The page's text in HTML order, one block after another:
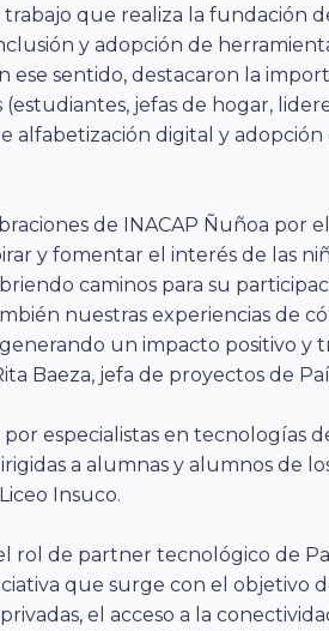
que realiza la fundación
y adopción de
ese sentido, destacaron la
jefas de hogar,
alfabetización digital y adopción
de INACAP Ñuñoa por
y fomentar el interés de las
caminos para su
nuestras experiencias de
un impacto positivo y
Baeza, jefa de proyectos de
especialistas en tecnologías
a alumnas y alumnos de
Insuco.
rol de partner tecnológico de
que surge con el objetivo
el acceso a la